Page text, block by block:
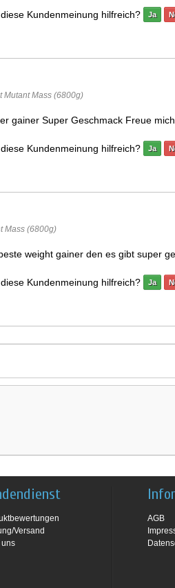
Kundenmeinung hilfreich? Ja
Mutant Mass (6800g)
gainer Super Geschmack Freue
Kundenmeinung hilfreich? Ja
Mass (6800g)
weight gainer den es gibt super
Kundenmeinung hilfreich? Ja
Versand
uns
AGB